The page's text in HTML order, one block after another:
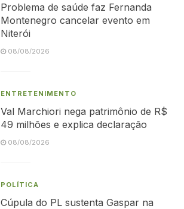
Problema de saúde faz Fernanda
Montenegro cancelar evento em
Niterói
08/08/2026
ENTRETENIMENTO
Val Marchiori nega patrimônio de R$
49 milhões e explica declaração
08/08/2026
POLÍTICA
Cúpula do PL sustenta Gaspar na